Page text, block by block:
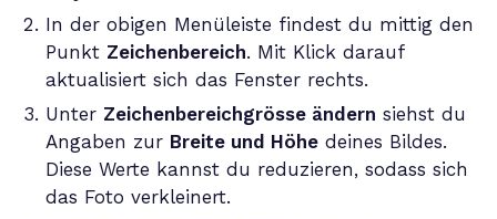
In der obigen Menüleiste findest du mittig den
Punkt Zeichenbereich. Mit Klick darauf
aktualisiert sich das Fenster rechts.
Unter Zeichenbereichgrösse ändern siehst du
Angaben zur Breite und Höhedeines Bildes.
Diese Werte kannst du reduzieren, sodass sich
das Foto verkleinert.